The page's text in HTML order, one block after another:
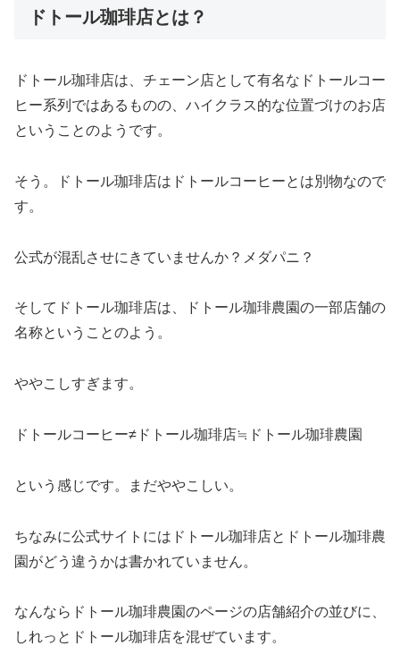
ドトール珈琲店とは？
ドトール珈琲店は、チェーン店として有名なドトールコー
ヒー系列ではあるものの、ハイクラス的な位置づけのお店
ということのようです。
そう。ドトール珈琲店はドトールコーヒーとは別物なので
す。
公式が混乱させにきていませんか？メダパニ？
そしてドトール珈琲店は、ドトール珈琲農園の一部店舗の
名称ということのよう。
ややこしすぎます。
ドトールコーヒー≠ドトール珈琲店≒ドトール珈琲農園
という感じです。まだややこしい。
ちなみに公式サイトにはドトール珈琲店とドトール珈琲農
園がどう違うかは書かれていません。
なんならドトール珈琲農園のページの店舗紹介の並びに、
しれっとドトール珈琲店を混ぜています。